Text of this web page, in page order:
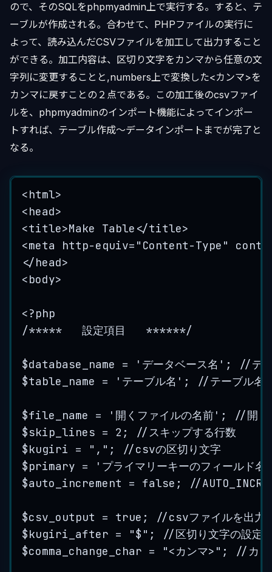
ので、そのSQLをphpmyadmin上で実行する。すると、テ
ーブルが作成される。合わせて、PHPファイルの実行に
よって、読み込んだCSVファイルを加工して出力すること
ができる。加工内容は、区切り文字をカンマから任意の文
字列に変更することと,numbers上で変換した<カンマ>を
カンマに戻すことの２点である。この加工後のcsvファイ
ルを、phpmyadminのインポート機能によってインポー
トすれば、テーブル作成〜データインポートまでが完了と
なる。
<html>
<head>
<title>Make Table </title>
<meta http-equiv= " Content-Type "
</head>
<body>
<?php
/*****   設定項目   ******/
$database_name = 'データベース名'; //デー
$table_name = 'テーブル名'; //テーブル名
$file_name = '開くファイルの名前'; //開く
$skip_lines = 2; //スキップする行数
$kugiri = ","; //csvの区切り文字
$primary = 'プライマリーキーのフィールド
$auto_increment = false; //
$csv_output = true; //csvファイルを出力
$kugiri_after = "$"; //区切り文字の設定
$comma_change_char = "<カンマ> "; //カン